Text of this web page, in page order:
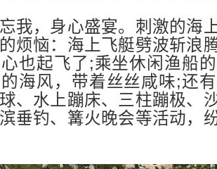
我，身心盛宴。刺激的海
烦恼：海上飞艇劈波斩浪
也起飞了;乘坐休闲渔船
海风，带着丝丝咸味;还
、水上蹦床、三柱蹦极、
垂钓、篝火晚会等活动，